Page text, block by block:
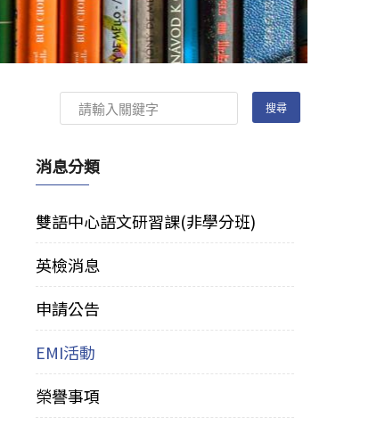
消息分類
雙語中心語文研習課(非學分班)
英檢消息
申請公告
EMI活動
榮譽事項